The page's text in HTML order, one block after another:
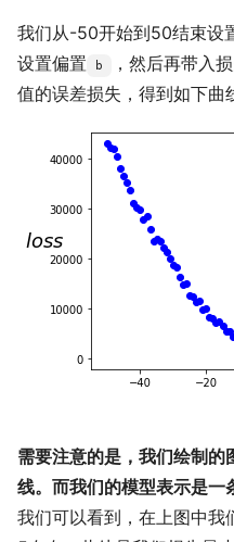
我们从-50开始到50结束设
设置偏置
b
，然后再带入
值的误差损失，得到如下曲
需要注意的是，我们绘制的
线。而我们的模型表示是一
我们可以看到，在上图中我